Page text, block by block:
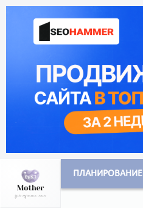
ПЛАНИРОВАНИЕ